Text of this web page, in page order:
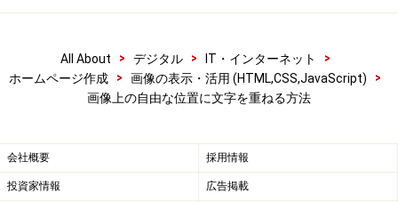
All About > デジタル > IT・インターネット
>
ホームページ作成
> 画像の表示・活用 (HTML,CSS,JavaScript)
>
画像上の自由な位置に文字を重ねる方法
会社概要 採用情報
投資家情報 広告掲載